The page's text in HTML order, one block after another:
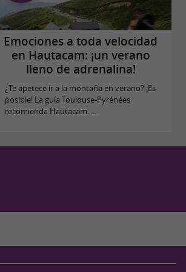
Emociones a toda velocidad
en Hautacam: ¡un verano
lleno de adrenalina!
¿Te apetece ir a la montaña en verano? ¡Es
posible! La guía Toulouse-Pyrénées
recomienda Hautacam. ...